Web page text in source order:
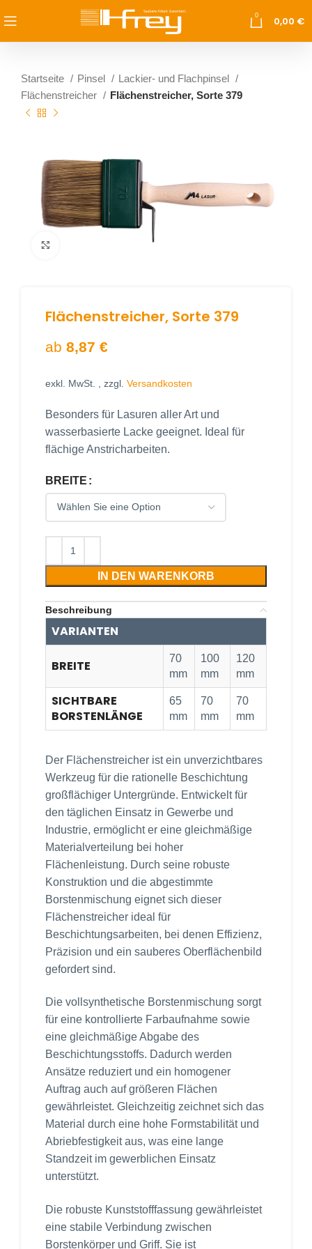
0 0,00 €
Startseite Pinsel
Lackier- und Flachpinsel
Flächenstreicher
Flächenstreicher, Sorte 379
Flächenstreicher, Sorte 379
ab 8,87 €
exkl. MwSt. , zzgl. Versandkosten
Besonders für Lasuren aller Art und
wasserbasierte Lacke geeignet. Ideal für
flächige Anstricharbeiten.
BREITE
IN DEN WARENKORB
Beschreibung
VARIANTEN
BREITE
70
mm
100
mm
120
mm
SICHTBARE
BORSTENLÄNGE
65
mm
70
mm
70
mm
Der Flächenstreicher ist ein unverzichtbares
Werkzeug für die rationelle Beschichtung
großflächiger Untergründe. Entwickelt für
den täglichen Einsatz in Gewerbe und
Industrie, ermöglicht er eine gleichmäßige
Materialverteilung bei hoher
Flächenleistung. Durch seine robuste
Konstruktion und die abgestimmte
Borstenmischung eignet sich dieser
Flächenstreicher ideal für
Beschichtungsarbeiten, bei denen Effizienz,
Präzision und ein sauberes Oberflächenbild
gefordert sind.
Die vollsynthetische Borstenmischung sorgt
für eine kontrollierte Farbaufnahme sowie
eine gleichmäßige Abgabe des
Beschichtungsstoffs. Dadurch werden
Ansätze reduziert und ein homogener
Auftrag auch auf größeren Flächen
gewährleistet. Gleichzeitig zeichnet sich das
Material durch eine hohe Formstabilität und
Abriebfestigkeit aus, was eine lange
Standzeit im gewerblichen Einsatz
unterstützt.
Die robuste Kunststofffassung gewährleistet
eine stabile Verbindung zwischen
Borstenkörper und Griff. Sie ist